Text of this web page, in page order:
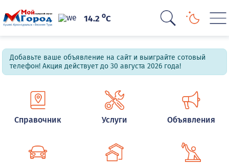
14.2oC
Добавьте ваше объявление на сайт и выиграйте сотовый
телефон! Акция действует до 30 августа 2026 года!
Справочник Услуги Объявления